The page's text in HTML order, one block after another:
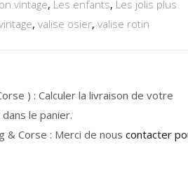
vintage, Les enfants, Les jolis plus
, valise osier, valise rotin
) : Calculer la livraison de votre
le panier.
& Corse : Merci de nous contacter